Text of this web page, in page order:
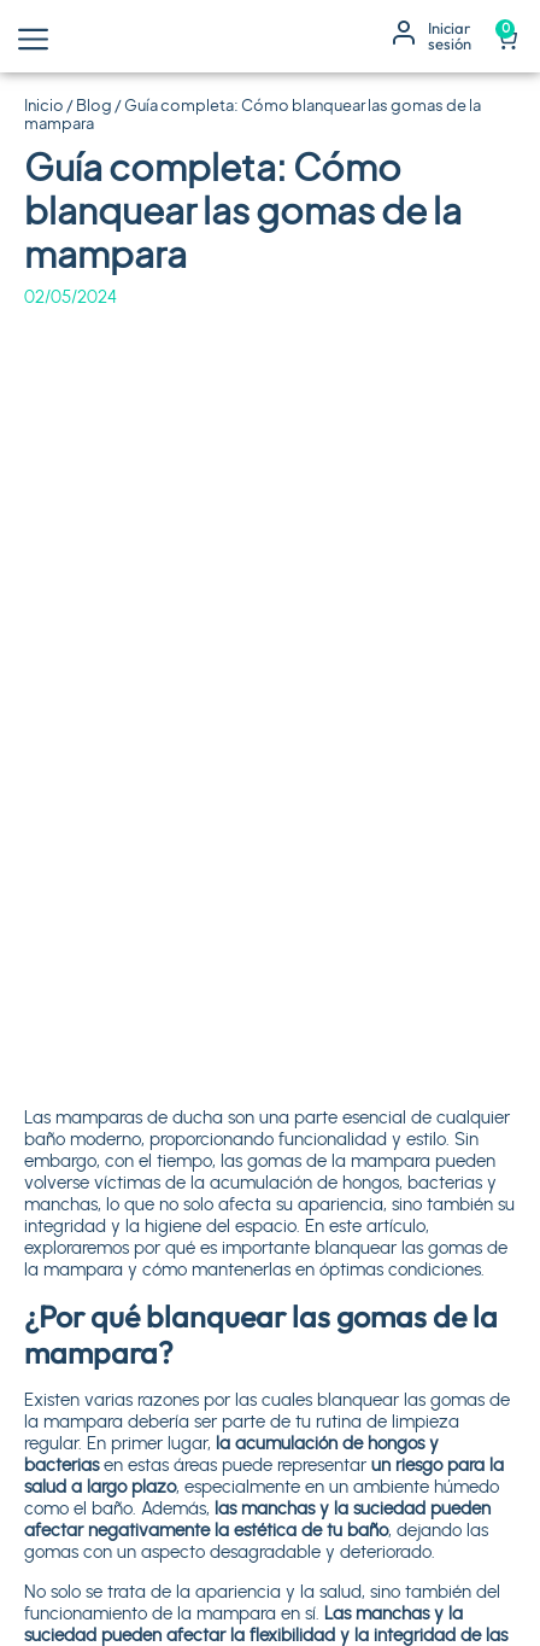
Iniciar
sesión
0
Inicio /Blog /Guía completa: Cómo blanquear las gomas de la
mampara
Guía completa: Cómo
blanquear las gomas de la
mampara
02/05/2024
Las mamparas de ducha son una parte esencial de cualquier
baño moderno, proporcionando funcionalidad y estilo. Sin
embargo, con el tiempo, las gomas de la mampara pueden
volverse víctimas de la acumulación de hongos, bacterias y
manchas, lo que no solo afecta su apariencia, sino también su
integridad y la higiene del espacio. En este artículo,
exploraremos por qué es importante blanquear las gomas de
la mampara y cómo mantenerlas en óptimas condiciones.
¿Por qué blanquear las gomas de la
mampara?
Existen varias razones por las cuales blanquear las gomas de
la mampara debería ser parte de tu rutina de limpieza
regular. En primer lugar, la acumulación de hongos y
bacteriasen estas áreas puede representar un riesgo para la
salud a largo plazo, especialmente en un ambiente húmedo
como el baño. Además, las manchas y la suciedad pueden
afectar negativamente la estética de tu baño, dejando las
gomas con un aspecto desagradable y deteriorado.
No solo se trata de la apariencia y la salud, sino también del
funcionamiento de la mampara en sí. Las manchas y la
suciedad pueden afectar la flexibilidad y la integridad de las